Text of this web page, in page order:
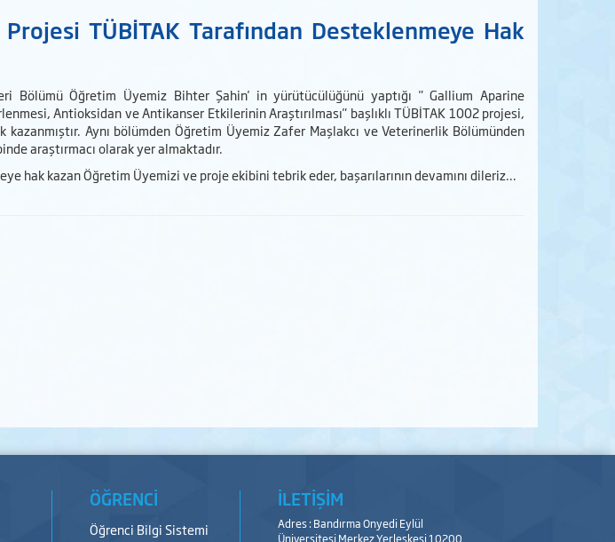
TÜBİTAK Tarafından Desteklenmeye Hak
Bölümü Öğretim Üyemiz Bihter Şahin' in yürütücülüğünü yaptığı " Gallium Aparine
Antioksidan ve Antikanser Etkilerinin Araştırılması" başlıklı TÜBİTAK 1002 projesi,
kazanmıştır. Aynı bölümden Öğretim Üyemiz Zafer Maşlakcı ve Veterinerlik Bölümünden
araştırmacı olarak yer almaktadır.
hak kazan Öğretim Üyemizi ve proje ekibini tebrik eder, başarılarının devamını dileriz...
ÖĞRENCİ
Öğrenci Bilgi Sistemi
İLETİŞİM
Adres : Bandırma Onyedi Eylül
Üniversitesi Merkez Yerleşkesi 10200